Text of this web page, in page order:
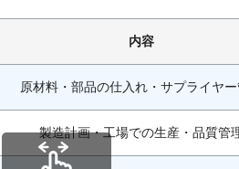
内容
原材料・部品の仕入れ・サプライヤ
製造計画・工場での生産・品質管